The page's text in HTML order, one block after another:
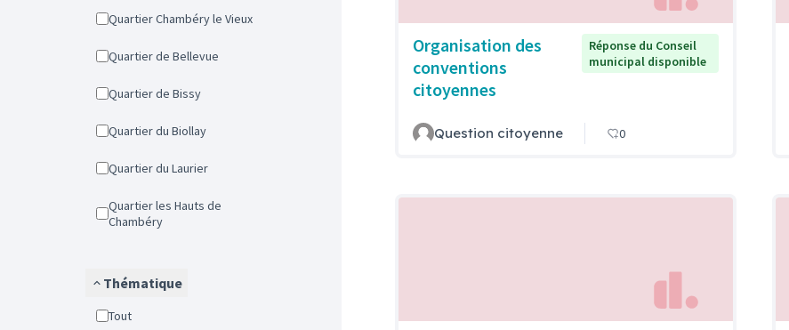
Quartier Chambéry le Vieux
Quartier de Bellevue
Quartier de Bissy
Quartier du Biollay
Quartier du Laurier
Quartier les Hauts de
Chambéry
Thématique
Tout
Organisation des
conventions
citoyennes
Réponse du Conseil
municipal disponible
Question citoyenne 0